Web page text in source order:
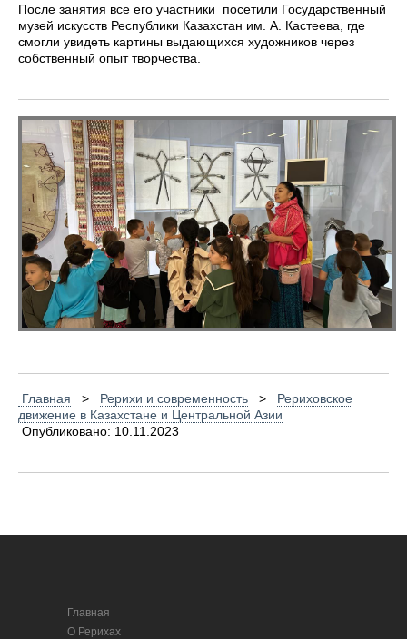
После занятия все его участники посетили Государственный
музей искусств Республики Казахстан им. А. Кастеева, где
смогли увидеть картины выдающихся художников через
собственный опыт творчества.
Главная > Рерихи и современность > Рериховское
движение в Казахстане и Центральной Азии
Опубликовано: 10.11.2023
Главная
О Рерихах